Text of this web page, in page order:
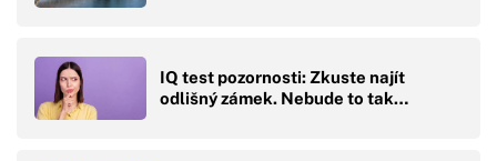
IQ test pozornosti: Zkuste najít
odlišný zámek. Nebude to tak…